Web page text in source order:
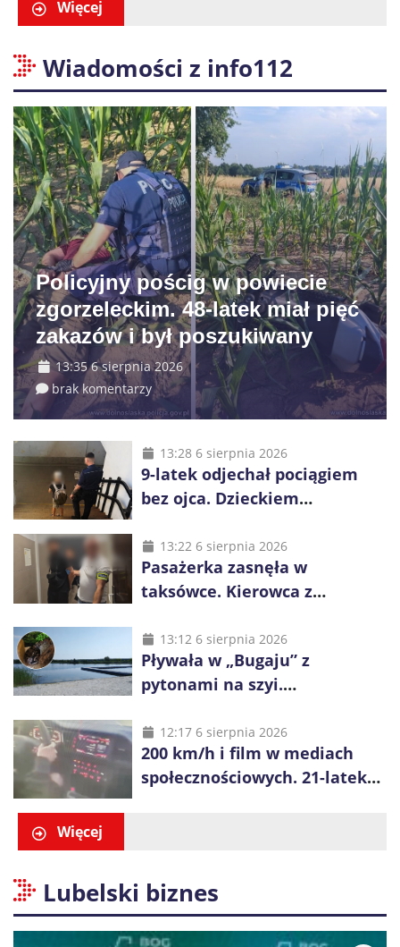
Więcej
Wiadomości z info112
Policyjny pościg w powiecie
zgorzeleckim. 48-latek miał pięć
zakazów i był poszukiwany
13:35 6 sierpnia 2026
brak komentarzy
13:28 6 sierpnia 2026
9-latek odjechał pociągiem
bez ojca. Dzieckiem
i kierownik składu
13:22 6 sierpnia 2026
Pasażerka zasnęła w
taksówce. Kierowca z
na obrzeża Wrocławia
13:12 6 sierpnia 2026
Pływała w „Bugaju” z
pytonami na szyi.
12:17 6 sierpnia 2026
200 km/h i film w mediach
społecznościowych. 21-latek
Więcej
Lubelski biznes